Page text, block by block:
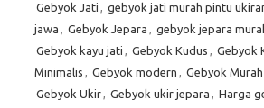
Gebyok Jati , gebyok jati murah pintu
jawa , Gebyok Jepara , gebyok jepara
Gebyok kayu jati , Gebyok Kudus , Gebyok
Minimalis , Gebyok modern , Gebyok Murah
Gebyok Ukir, Gebyok ukir jepara , Harga